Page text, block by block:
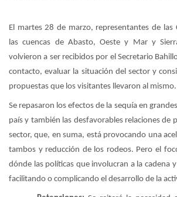
El martes 28 de marzo, representantes de las
las cuencas de Abasto, Oeste y Mar y
volvieron a ser recibidos por el Secretario
contacto, evaluar la situación del sector y
propuestas que los visitantes llevaron al mismo.
Se repasaron los efectos de la sequía en
país y también las desfavorables relaciones de
sector, que, en suma, está provocando una
tambos y reducción de los rodeos. Pero el
dónde las políticas que involucran a la cadena
facilitando o complicando el desarrollo de la